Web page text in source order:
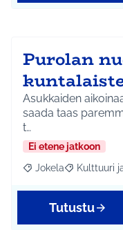
Purolan
Asukkaiden
saada taas
t…
Ei etene jatkoon
Rajaa tulokset
Jokela Rajaa
Kulttuuri
Tutustu